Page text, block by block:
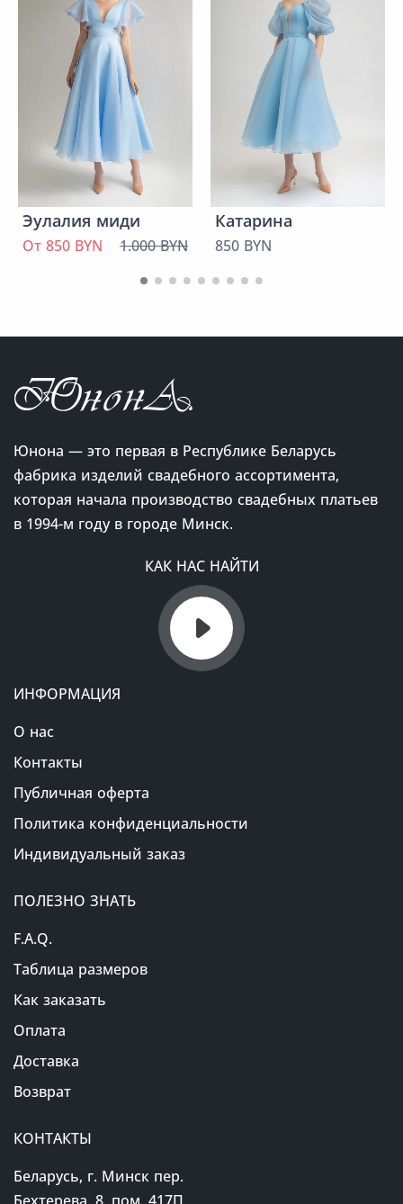
Эулалия миди
От 850 BYN 1.000 BYN
Катарина
850 BYN
Юнона — это первая в Республике Беларусь
фабрика изделий свадебного ассортимента,
которая начала производство свадебных платьев
в 1994-м году в городе Минск.
КАК НАС НАЙТИ
ИНФОРМАЦИЯ
О нас
Контакты
Публичная оферта
Политика конфиденциальности
Индивидуальный заказ
ПОЛЕЗНО ЗНАТЬ
F.A.Q.
Таблица размеров
Как заказать
Оплата
Доставка
Возврат
КОНТАКТЫ
Беларусь, г. Минск пер.